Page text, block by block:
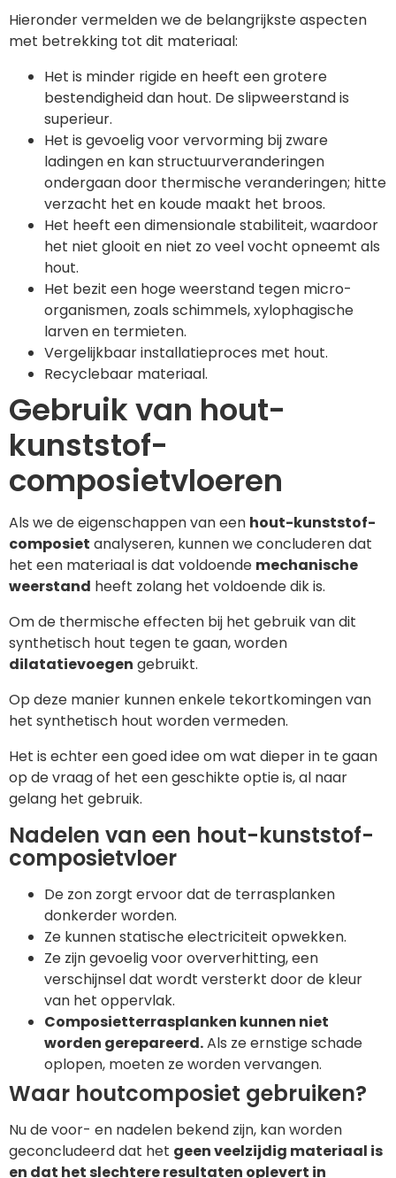
Hieronder vermelden we de belangrijkste aspecten
met betrekking tot dit materiaal:
Het is minder rigide en heeft een grotere
bestendigheid dan hout. De slipweerstand is
superieur.
Het is gevoelig voor vervorming bij zware
ladingen en kan structuurveranderingen
ondergaan door thermische veranderingen; hitte
verzacht het en koude maakt het broos.
Het heeft een dimensionale stabiliteit, waardoor
het niet glooit en niet zo veel vocht opneemt als
hout.
Het bezit een hoge weerstand tegen micro-
organismen, zoals schimmels, xylophagische
larven en termieten.
Vergelijkbaar installatieproces met hout.
Recyclebaar materiaal.
Gebruik van hout-
kunststof-
composietvloeren
Als we de eigenschappen van een hout-kunststof-
composiet analyseren, kunnen we concluderen dat
het een materiaal is dat voldoende mechanische
weerstand heeft zolang het voldoende dik is.
Om de thermische effecten bij het gebruik van dit
synthetisch hout tegen te gaan, worden
dilatatievoegen gebruikt.
Op deze manier kunnen enkele tekortkomingen van
het synthetisch hout worden vermeden.
Het is echter een goed idee om wat dieper in te gaan
op de vraag of het een geschikte optie is, al naar
gelang het gebruik.
Nadelen van een hout-kunststof-
composietvloer
De zon zorgt ervoor dat de terrasplanken
donkerder worden.
Ze kunnen statische electriciteit opwekken.
Ze zijn gevoelig voor oververhitting, een
verschijnsel dat wordt versterkt door de kleur
van het oppervlak.
Composietterrasplanken kunnen niet
worden gerepareerd.Als ze ernstige schade
oplopen, moeten ze worden vervangen.
Waar houtcomposiet gebruiken?
Nu de voor- en nadelen bekend zijn, kan worden
geconcludeerd dat het geen veelzijdig materiaal is
en dat het slechtere resultaten oplevert in